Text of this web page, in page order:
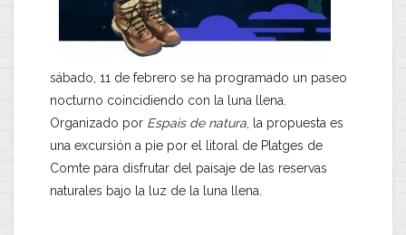
sábado, 11 de febrero se ha programado un paseo
nocturno coincidiendo con la luna llena.
Organizado por Espais de natura, la propuesta es
una excursión a pie por el litoral de Platges de
Comte para disfrutar del paisaje de las reservas
naturales bajo la luz de la luna llena.